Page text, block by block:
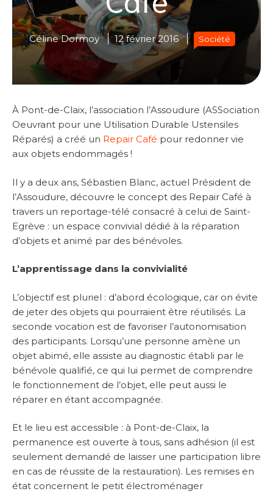
Céline Dormoy 12 février 2016 Société
À Pont-de-Claix, l’association l’Assoudure (ASSociation
Oeuvrant pour une Utilisation Durable Ustensiles
Réparés) a créé un Repair Café pour redonner vie
aux objets endommagés !
Il y a deux ans, Sébastien Blanc, actuel Président de
l’Assoudure, découvre le concept des Repair Café à
travers un reportage-télé consacré à celui de Saint-
Egrève : un espace convivial dédié à la réparation
d’objets et animé par des bénévoles.
L’apprentissage dans la convivialité
L’objectif est pluriel : d’abord écologique, car on évite
de jeter des objets qui pourraient être réutilisés. La
seconde vocation est de favoriser l’autonomisation
des participants. Lorsqu’une personne amène un
objet abimé, elle assiste au diagnostic établi par le
bénévole qualifié, ce qui lui permet de comprendre
le fonctionnement de l’objet, elle peut aussi le
réparer en étant accompagnée.
Et le lieu est accessible : à Pont-de-Claix, la
permanence est ouverte à tous, sans adhésion (il est
seulement demandé de laisser une participation libre
en cas de réussite de la restauration). Les remises en
état concernent le petit électroménager